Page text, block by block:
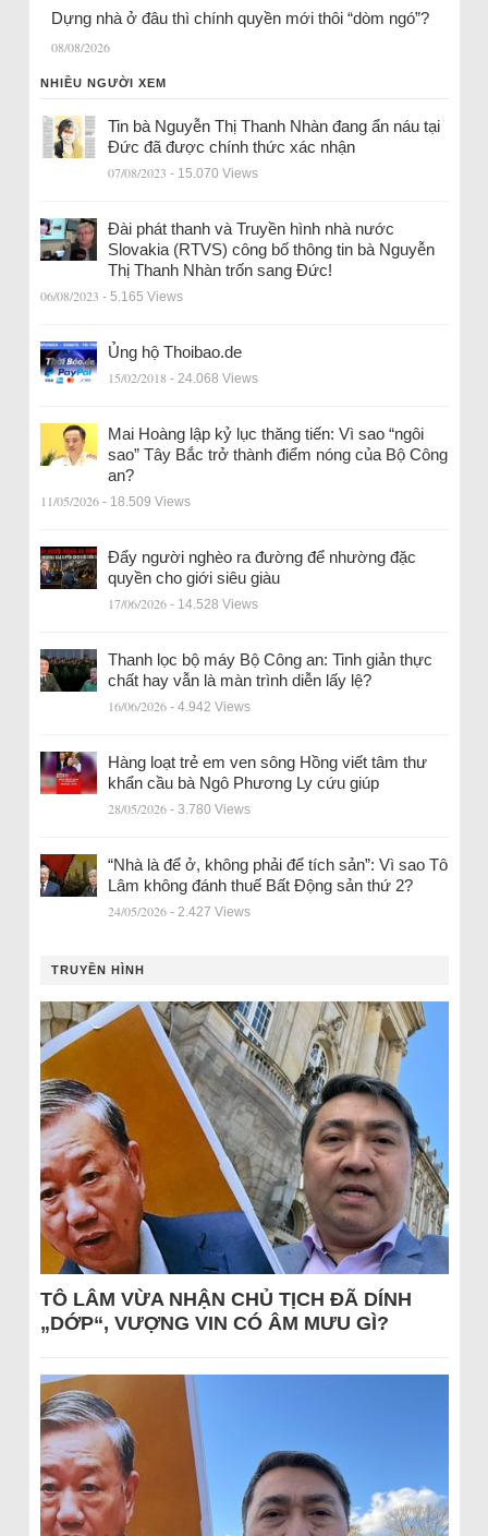
Dựng nhà ở đâu thì chính quyền mới thôi “dòm ngó”?
08/08/2026
NHIỀU NGƯỜI XEM
Tin bà Nguyễn Thị Thanh Nhàn đang ẩn náu tại
Đức đã được chính thức xác nhận
07/08/2023 - 15.070 Views
Đài phát thanh và Truyền hình nhà nước
Slovakia (RTVS) công bố thông tin bà Nguyễn
Thị Thanh Nhàn trốn sang Đức!
06/08/2023 - 5.165 Views
Ủng hộ Thoibao.de
15/02/2018 - 24.068 Views
Mai Hoàng lập kỷ lục thăng tiến: Vì sao “ngôi
sao” Tây Bắc trở thành điểm nóng của Bộ Công
an?
11/05/2026 - 18.509 Views
Đẩy người nghèo ra đường để nhường đặc
quyền cho giới siêu giàu
17/06/2026 - 14.528 Views
Thanh lọc bộ máy Bộ Công an: Tinh giản thực
chất hay vẫn là màn trình diễn lấy lệ?
16/06/2026 - 4.942 Views
Hàng loạt trẻ em ven sông Hồng viết tâm thư
khẩn cầu bà Ngô Phương Ly cứu giúp
28/05/2026 - 3.780 Views
“Nhà là để ở, không phải để tích sản”: Vì sao Tô
Lâm không đánh thuế Bất Động sản thứ 2?
24/05/2026 - 2.427 Views
TRUYỀN HÌNH
TÔ LÂM VỪA NHẬN CHỦ TỊCH ĐÃ DÍNH
„DỚP“, VƯỢNG VIN CÓ ÂM MƯU GÌ?